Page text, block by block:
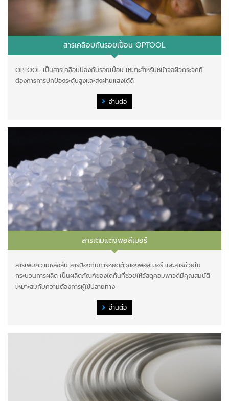
สารเคลือบกันรอยเปื้อน OPTOOL
OPTOOL เป็นสารเคลือบป้องกันรอยเปื้อน เหมาะสำหรับหน้าจอผิวกระจกที่
ต้องการการปกป้องระดับสูงและส่งผ่านแสงได้ดี
อ่านต่อ
สารเติมแต่งพอลีเมอร์
สารเพิ่มความหล่อลื่น สารป้องกันการหยดตัวของพอลิเมอร์ และสารช่วยใน
กระบวนการผลิต เป็นผลิตภัณฑ์ของไดกิ้นที่ช่วยให้วัสดุคอมพาวด์มีคุณสมบัติ
เหมาะสมกับความต้องการผู้ใช้ปลายทาง
อ่านต่อ